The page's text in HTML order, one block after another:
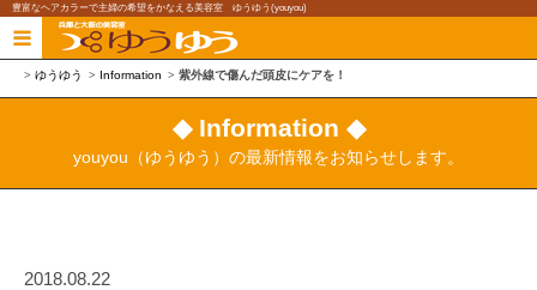
豊富なヘアカラーで主婦の希望をかなえる美容室 ゆうゆう(youyou)
ゆうゆう Information 紫外線で傷んだ頭皮にケアを！
◆ Information ◆
youyou（ゆうゆう）の最新情報をお知らせします。
2018.08.22